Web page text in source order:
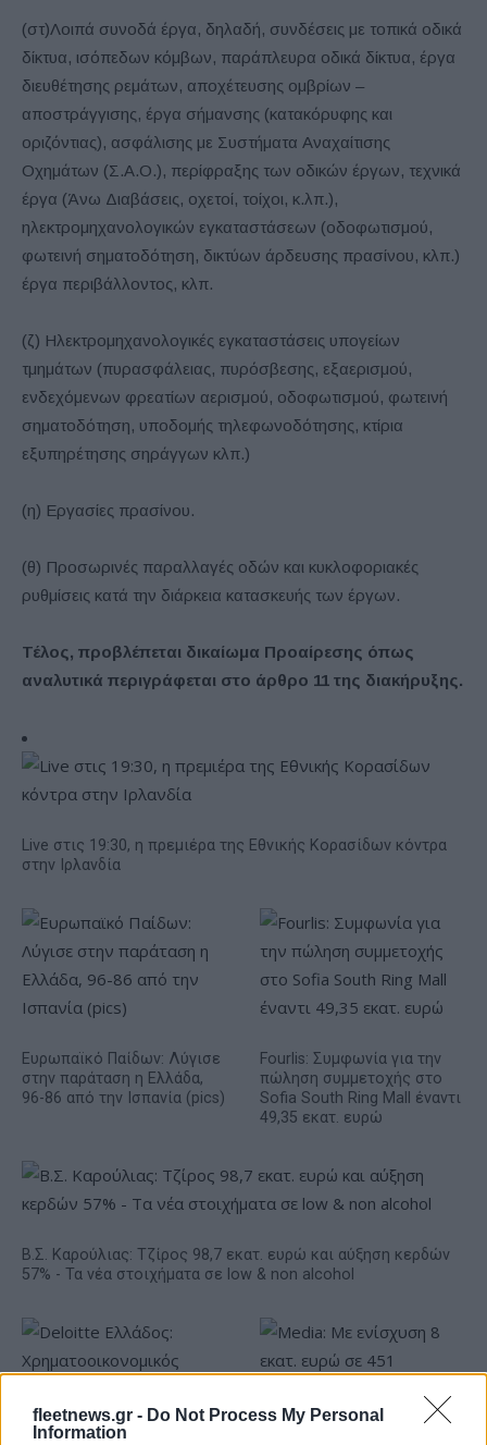
fleetnews.gr - Do Not Process My Personal
Information
(στ)Λοιπά συνοδά έργα, δηλαδή, συνδέσεις με τοπικά οδικά
δίκτυα, ισόπεδων κόμβων, παράπλευρα οδικά δίκτυα, έργα
διευθέτησης ρεμάτων, αποχέτευσης ομβρίων –
αποστράγγισης, έργα σήμανσης (κατακόρυφης και
οριζόντιας), ασφάλισης με Συστήματα Αναχαίτισης
Οχημάτων (Σ.Α.Ο.), περίφραξης των οδικών έργων, τεχνικά
έργα (Άνω Διαβάσεις, οχετοί, τοίχοι, κ.λπ.),
ηλεκτρομηχανολογικών εγκαταστάσεων (οδοφωτισμού,
φωτεινή σηματοδότηση, δικτύων άρδευσης πρασίνου, κλπ.)
έργα περιβάλλοντος, κλπ.
(ζ) Ηλεκτρομηχανολογικές εγκαταστάσεις υπογείων
τμημάτων (πυρασφάλειας, πυρόσβεσης, εξαερισμού,
ενδεχόμενων φρεατίων αερισμού, οδοφωτισμού, φωτεινή
σηματοδότηση, υποδομής τηλεφωνοδότησης, κτίρια
εξυπηρέτησης σηράγγων κλπ.)
(η) Εργασίες πρασίνου.
(θ) Προσωρινές παραλλαγές οδών και κυκλοφοριακές
ρυθμίσεις κατά την διάρκεια κατασκευής των έργων.
Τέλος, προβλέπεται δικαίωμα Προαίρεσης όπως
αναλυτικά περιγράφεται στο άρθρο 11 της διακήρυξης.
Live στις 19:30, η πρεμιέρα της Εθνικής Κορασίδων κόντρα
στην Ιρλανδία
Ευρωπαϊκό Παίδων: Λύγισε
στην παράταση η Ελλάδα,
96-86 από την Ισπανία (pics)
Fourlis: Συμφωνία για την
πώληση συμμετοχής στο
Sofia South Ring Mall έναντι
49,35 εκατ. ευρώ
Β.Σ. Καρούλιας: Τζίρος 98,7 εκατ. ευρώ και αύξηση κερδών
57% - Τα νέα στοιχήματα σε low & non alcohol